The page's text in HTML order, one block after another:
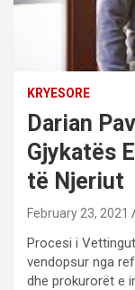
KRYESORE
Darian
Gjykatës
të Njeriut
February 23, 2021
Procesi i
vendopsur nga
dhe prokurorët e